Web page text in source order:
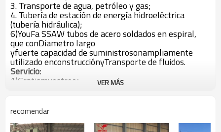
3. Transporte de agua, petróleo y gas;
4. Tubería de estación de energía hidroeléctrica
(tubería hidráulica);
6)YouFa SSAW tubos de acero soldados en espiral,
que conDiametro largo
yfuerte capacidad de suministrosonampliamente
utilizado enconstrucciónyTransporte de fluidos.
Servicio:
1)Gratismuestreo;
4)100%después de las ventas
5)Todas las demás especificaciones
acero soldadas en espiral SSAWestán disponibles
VER MÁS
recomendar